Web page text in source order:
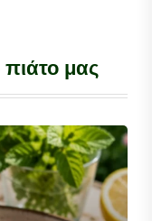
μας